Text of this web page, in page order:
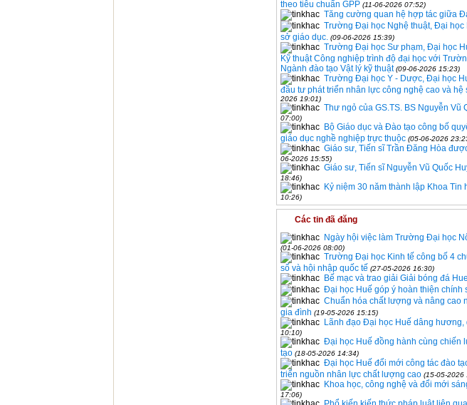
theo tiêu chuẩn GPP (11-06-2026 07:52)
Tăng cường quan hệ hợp tác giữa
Trường Đại học Nghệ thuật, Đại
sở giáo dục. (09-06-2026 15:39)
Trường Đại học Sư phạm, Đại học
Kỹ thuật Công nghiệp trình độ đại học với
Ngành đào tạo Vật lý kỹ thuật (09-06-2026 15:23)
Trường Đại học Y - Dược, Đại học
đầu tư phát triển nhân lực công nghệ cao và
2026 19:01)
Thư ngỏ của GS.TS. BS Nguyễn Vũ
07:00)
Bộ Giáo dục và Đào tạo công bố
giáo dục nghề nghiệp trực thuộc (05-06-2026
Giáo sư, Tiến sĩ Trần Đăng Hòa
06-2026 15:55)
Giáo sư, Tiến sĩ Nguyễn Vũ Quốc
18:46)
Kỷ niệm 30 năm thành lập Khoa
10:26)
Các tin đã đăng
Ngày hội việc làm Trường Đại học
(01-06-2026 08:00)
Trường Đại học Kinh tế công bố 4
số và hội nhập quốc tế (27-05-2026 16:30)
Bế mạc và trao giải Giải bóng đá
Đại học Huế góp ý hoàn thiện chính
Chuẩn hóa chất lượng và nâng cao
gia đình (19-05-2026 15:15)
Lãnh đạo Đại học Huế dâng
10:10)
Đại học Huế đồng hành cùng chiến
tạo (18-05-2026 14:34)
Đại học Huế đổi mới công tác đào
triển nguồn nhân lực chất lượng cao (15-05-2026
Khoa học, công nghệ và đổi mới
17:06)